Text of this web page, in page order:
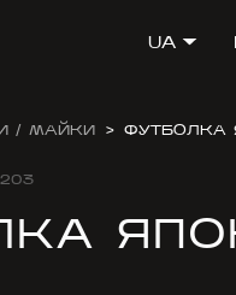
UA
/ МАЙКИ > ФУТБОЛКА